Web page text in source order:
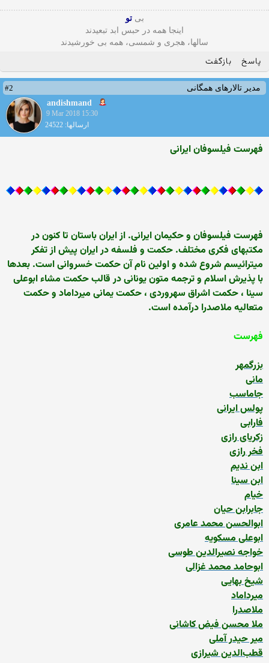
بی تو
اینجا همه در حبس ابد تبعیدند
سالها، هجری و شمسی، همه بی خورشیدند
پاسخ بازگفت
مدیر تالارهای همگانی
#2
andishmand
9 Mar 2018 15:30
ارسالها: 24522
فهرست فیلسوفان ایرانی
فهرست فیلسوفان و حکیمان ایرانی. از ایران باستان تا کنون در
مکتبهای فکری مختلف. حکمت و فلسفه در ایران پیش از تفکر
میترائیسم شروع شده و اولین نام آن حکمت خسروانی است. بعدها
با پذیرش اسلام و ترجمه متون یونانی در قالب حکمت مشاء ابوعلی
سینا ، حکمت اشراق سهروردی ، حکمت یمانی میرداماد و حکمت
متعالیه ملاصدرا درآمده است.
فهرست
بزرگمهر
مانی
جاماسب
پولس ایرانی
فارابی
زکریای رازی
فخر رازی
ابن ندیم
ابن سینا
خیام
جابرابن حیان
ابوالحسن محمد عامری
ابوعلی مسکویه
خواجه نصیرالدین طوسی
ابوحامد محمد غزالی
شیخ بهایی
میرداماد
ملاصدرا
ملا محسن فیض کاشانی
میر حیدر آملی
قطب‌الدین شیرازی